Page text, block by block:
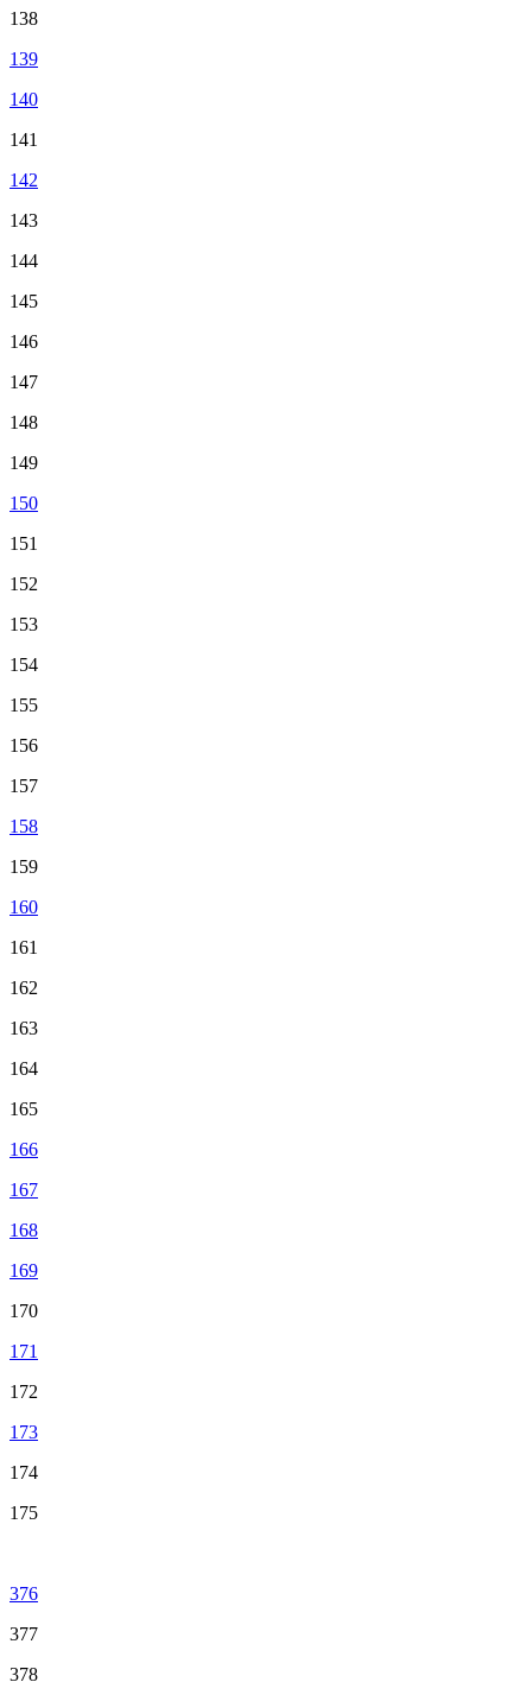
138
139
140
141
142
143
144
145
146
147
148
149
150
151
152
153
154
155
156
157
158
159
160
161
162
163
164
165
166
167
168
169
170
171
172
173
174
175
376
377
378